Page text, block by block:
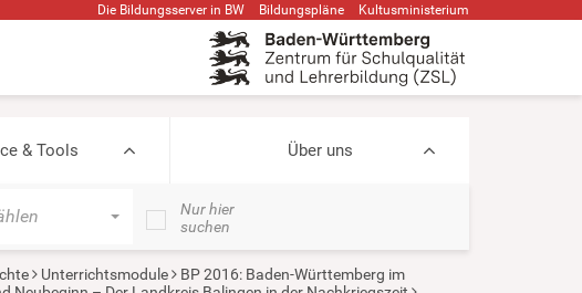
Die Bildungsserver in BW Bildungspläne Kultusministerium
& Tools Über uns
Nur hier
suchen
Unterrichtsmodule
BP 2016: Baden-Württemberg im